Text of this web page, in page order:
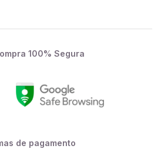
100% Segura
de pagamento